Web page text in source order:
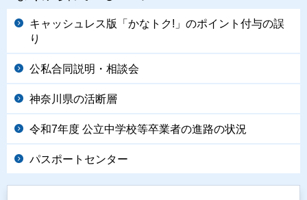
キャッシュレス版「かなトク!」のポイント付与の誤
り
公私合同説明・相談会
神奈川県の活断層
令和7年度 公立中学校等卒業者の進路の状況
パスポートセンター